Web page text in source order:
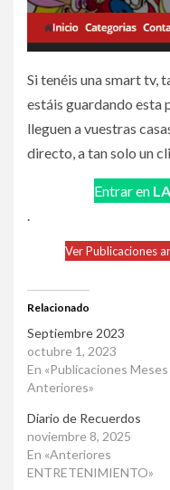
Si tenéis una smart tv,
estáis guardando esta
lleguen a vuestras
directo, a tan solo un
Entrar en
Ver Publicaciones
Relacionado
Septiembre 2023
octubre 1, 2023
En «Publicaciones Meses
Anteriores»
Diario de Recuerdos
noviembre 8, 2025
En «Anteriores
ENTRETENIMIENTO»